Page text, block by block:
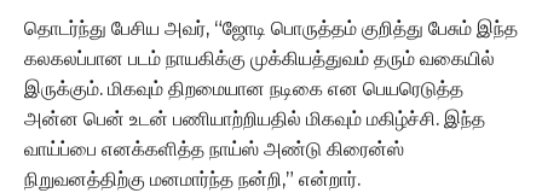
தொடர்ந்து பேசிய அவர், “ஜோடி பொருத்தம் குறித்து பேசும் இந்த
கலகலப்பான படம் நாயகிக்கு முக்கியத்துவம் தரும் வகையில்
இருக்கும். மிகவும் திறமையான நடிகை என பெயரெடுத்த
அன்ன பென் உடன் பணியாற்றியதில் மிகவும் மகிழ்ச்சி. இந்த
வாய்ப்பை எனக்களித்த நாய்ஸ் அண்டு கிரைன்ஸ்
நிறுவனத்திற்கு மனமார்ந்த நன்றி,” என்றார்.